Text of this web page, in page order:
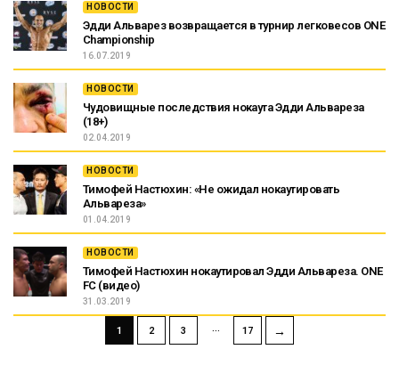
НОВОСТИ
Эдди Альварез возвращается в турнир легковесов ONE
Championship
16.07.2019
НОВОСТИ
Чудовищные последствия нокаута Эдди Альвареза
(18+)
02.04.2019
НОВОСТИ
Тимофей Настюхин: «Не ожидал нокаутировать
Альвареза»
01.04.2019
НОВОСТИ
Тимофей Настюхин нокаутировал Эдди Альвареза. ONE
FC (видео)
31.03.2019
1 2 3 17 →